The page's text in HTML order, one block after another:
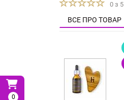
0
0 з 5
ВСЕ ПРО ТОВАР